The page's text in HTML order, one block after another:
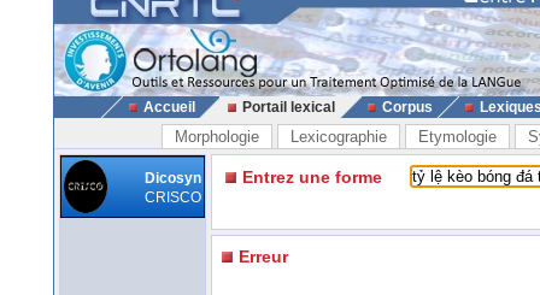
Accueil Portail lexical Corpus
Morphologie Lexicographie Etymologie
Dicosyn
CRISCO
Entrez une forme
Erreur